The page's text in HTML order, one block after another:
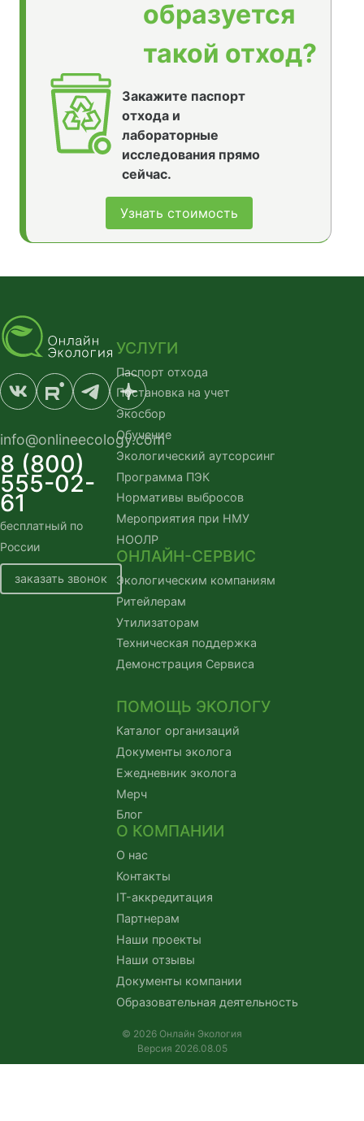
образуется
такой отход?
Закажите паспорт
отхода и
лабораторные
исследования прямо
сейчас.
Узнать стоимость
info@onlineecology.com
8 (800)
555-02-
61
бесплатный по
России
заказать звонок
УСЛУГИ
Паспорт отхода
Постановка на учет
Экосбор
Обучение
Экологический аутсорсинг
Программа ПЭК
Нормативы выбросов
Мероприятия при НМУ
НООЛР
ОНЛАЙН-СЕРВИС
Экологическим компаниям
Ритейлерам
Утилизаторам
Техническая поддержка
Демонстрация Сервиса
ПОМОЩЬ ЭКОЛОГУ
Каталог организаций
Документы эколога
Ежедневник эколога
Мерч
Блог
О КОМПАНИИ
О нас
Контакты
IT-аккредитация
Партнерам
Наши проекты
Наши отзывы
Документы компании
Образовательная деятельность
© 2026 Онлайн Экология
Версия 2026.08.05